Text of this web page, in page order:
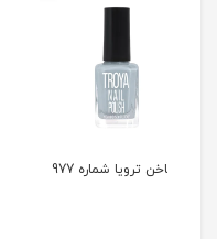
لاک ناخن ترویا شماره 974